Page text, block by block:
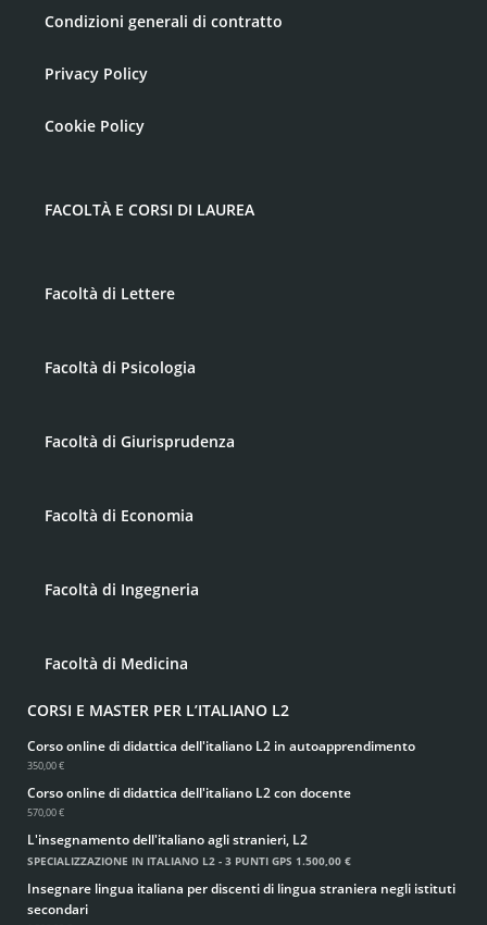
Condizioni generali di contratto
Privacy Policy
Cookie Policy
FACOLTÀ E CORSI DI LAUREA
Facoltà di Lettere
Facoltà di Psicologia
Facoltà di Giurisprudenza
Facoltà di Economia
Facoltà di Ingegneria
Facoltà di Medicina
CORSI E MASTER PER L’ITALIANO L2
Corso online di didattica dell'italiano L2 in autoapprendimento
350,00 €
Corso online di didattica dell'italiano L2 con docente
570,00 €
L'insegnamento dell'italiano agli stranieri, L2
SPECIALIZZAZIONE IN ITALIANO L2 - 3 PUNTI GPS 1.500,00 €
Insegnare lingua italiana per discenti di lingua straniera negli istituti
secondari